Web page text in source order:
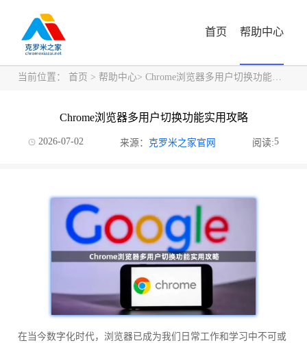
首页 帮助中心
当前位置： 首页 > 帮助中心> Chrome浏览器多用户切换功能实用攻略
Chrome浏览器多用户切换功能实用攻略
2026-07-02 来源： 克罗米之家官网 阅读:5
在当今数字化时代，浏览器已成为我们日常工作和学习中不可或